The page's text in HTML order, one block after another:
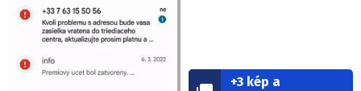
+3 kép a